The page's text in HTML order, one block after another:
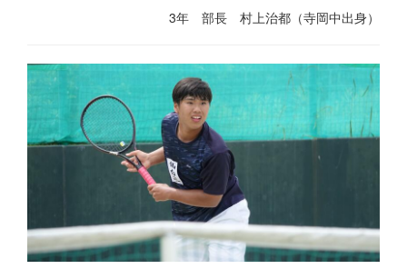
3年 部長 村上治都（寺岡中出身）